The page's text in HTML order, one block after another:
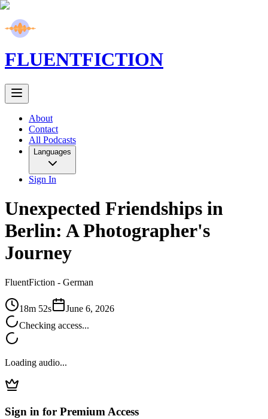
FLUENTFICTION
About
Contact
All Podcasts
Languages
Sign In
Unexpected Friendships in
Berlin: A Photographer's
Journey
FluentFiction - German
18m 52s
June 6, 2026
Checking access...
Loading audio...
Sign in for Premium Access